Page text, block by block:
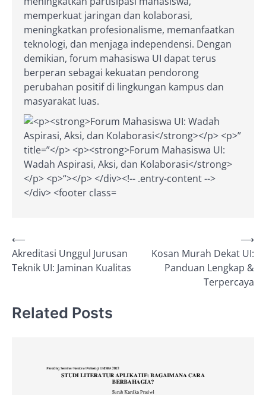
memperkuat jaringan dan kolaborasi,
meningkatkan profesionalisme, memanfaatkan
teknologi, dan menjaga independensi. Dengan
demikian, forum mahasiswa UI dapat terus
berperan sebagai kekuatan pendorong
perubahan positif di lingkungan kampus dan
masyarakat luas.
Post
navigation
⟵
Akreditasi Unggul Jurusan
Teknik UI: Jaminan Kualitas
Kosan Murah Dekat UI:
Panduan Lengkap &
Terpercaya
⟶
Related Posts